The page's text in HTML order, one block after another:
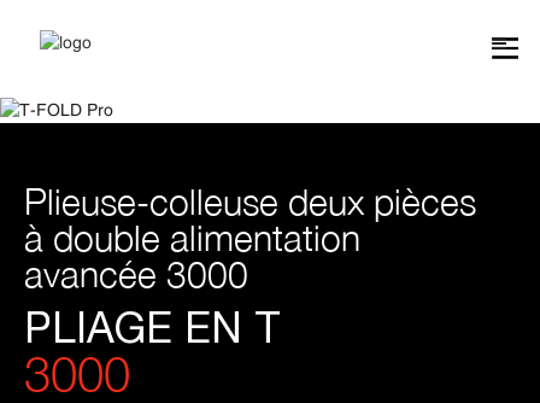
Plieuse-colleuse deux pièces
à double alimentation
avancée 3000
PLIAGE EN T
3000